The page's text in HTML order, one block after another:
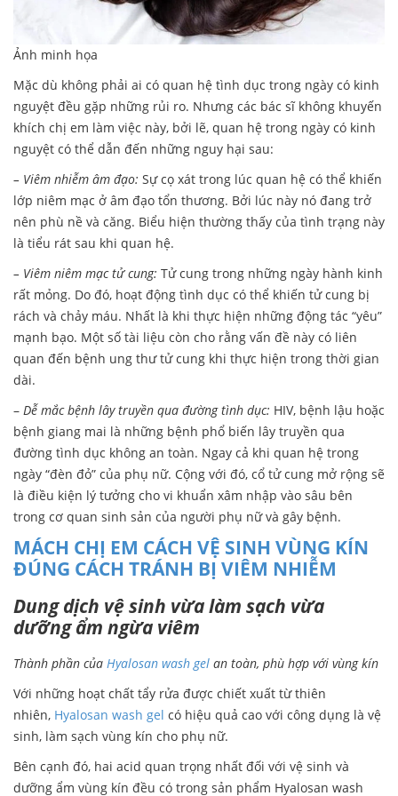
Ảnh minh họa
Mặc dù không phải ai có quan hệ tình dục trong ngày có kinh
nguyệt đều gặp những rủi ro. Nhưng các bác sĩ không khuyến
khích chị em làm việc này, bởi lẽ, quan hệ trong ngày có kinh
nguyệt có thể dẫn đến những nguy hại sau:
– Viêm nhiễm âm đạo: Sự cọ xát trong lúc quan hệ có thể khiến
lớp niêm mạc ở âm đạo tổn thương. Bởi lúc này nó đang trở
nên phù nề và căng. Biểu hiện thường thấy của tình trạng này
là tiểu rát sau khi quan hệ.
– Viêm niêm mạc tử cung: Tử cung trong những ngày hành kinh
rất mỏng. Do đó, hoạt động tình dục có thể khiến tử cung bị
rách và chảy máu. Nhất là khi thực hiện những động tác “yêu”
mạnh bạo. Một số tài liệu còn cho rằng vấn đề này có liên
quan đến bệnh ung thư tử cung khi thực hiện trong thời gian
dài.
– Dễ mắc bệnh lây truyền qua đường tình dục: HIV, bệnh lậu hoặc
bệnh giang mai là những bệnh phổ biến lây truyền qua
đường tình dục không an toàn. Ngay cả khi quan hệ trong
ngày “đèn đỏ” của phụ nữ. Cộng với đó, cổ tử cung mở rộng sẽ
là điều kiện lý tưởng cho vi khuẩn xâm nhập vào sâu bên
trong cơ quan sinh sản của người phụ nữ và gây bệnh.
MÁCH CHỊ EM CÁCH VỆ SINH VÙNG KÍN
ĐÚNG CÁCH TRÁNH BỊ VIÊM NHIỄM
Dung dịch vệ sinh vừa làm sạch vừa
dưỡng ẩm ngừa viêm
Thành phần của Hyalosan wash gel an toàn, phù hợp với vùng kín
Với những hoạt chất tẩy rửa được chiết xuất từ thiên
nhiên, Hyalosan wash gel có hiệu quả cao với công dụng là vệ
sinh, làm sạch vùng kín cho phụ nữ.
Bên cạnh đó, hai acid quan trọng nhất đối với vệ sinh và
dưỡng ẩm vùng kín đều có trong sản phẩm Hyalosan wash